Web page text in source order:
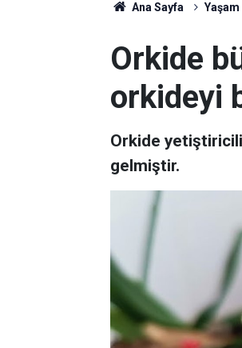
Ana Sayfa Yaşam
Orkide
orkideyi
Orkide
gelmiştir.